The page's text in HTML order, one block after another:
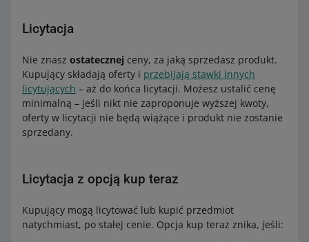
Licytacja
Nie znasz ostatecznej ceny, za jaką sprzedasz produkt.
Kupujący składają oferty i przebijają stawki innych
licytujących – aż do końca licytacji. Możesz ustalić cenę
minimalną – jeśli nikt nie zaproponuje wyższej kwoty,
oferty w licytacji nie będą wiążące i produkt nie zostanie
sprzedany.
Licytacja z opcją kup teraz
Kupujący mogą licytować lub kupić przedmiot
natychmiast, po stałej cenie. Opcja kup teraz znika, jeśli: